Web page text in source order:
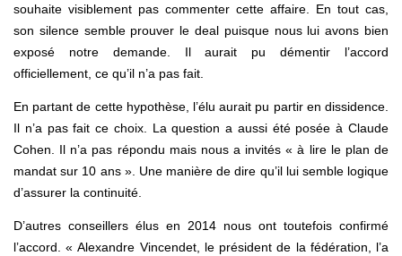
souhaite visiblement pas commenter cette affaire. En tout cas,
son silence semble prouver le deal puisque nous lui avons bien
exposé notre demande. Il aurait pu démentir l’accord
officiellement, ce qu’il n’a pas fait.
En partant de cette hypothèse, l’élu aurait pu partir en dissidence.
Il n’a pas fait ce choix. La question a aussi été posée à Claude
Cohen. Il n’a pas répondu mais nous a invités « à lire le plan de
mandat sur 10 ans ». Une manière de dire qu’il lui semble logique
d’assurer la continuité.
D’autres conseillers élus en 2014 nous ont toutefois confirmé
l’accord. « Alexandre Vincendet, le président de la fédération, l’a